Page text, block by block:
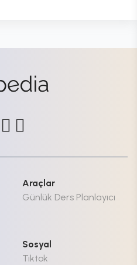
Araçlar
Günlük Ders Planlayıcı
Sosyal
Tiktok